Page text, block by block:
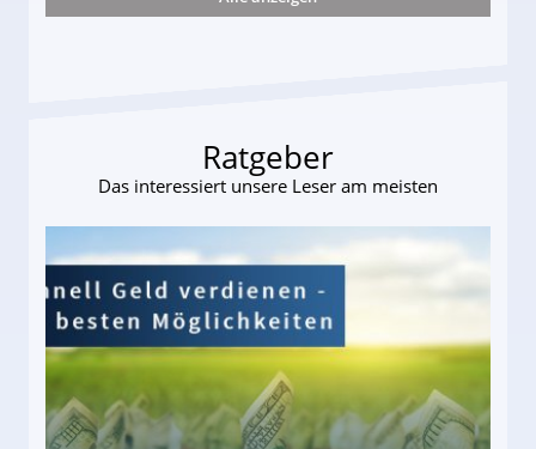
und wie viel?
Ratgeber
Das interessiert unsere Leser am meisten